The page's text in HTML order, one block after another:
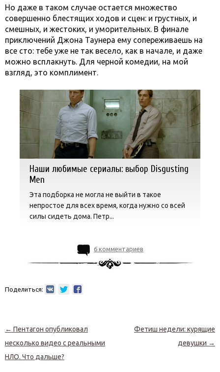
Но даже в таком случае остается множество
совершенно блестящих ходов и сцен: и грустных, и
смешных, и жестоких, и уморительных. В финале
приключений Джона Таунера ему сопереживаешь на
все сто: тебе уже не так весело, как в начале, и даже
можно всплакнуть. Для черной комедии, на мой
взгляд, это комплимент.
Наши любимые сериалы: выбор Disgusting
Men
Эта подборка не могла не выйти в такое
непростое для всех время, когда нужно со всей
силы сидеть дома. Петр...
6 комментариев
Поделиться:
Навигация по записям
← Пентагон опубликовал
несколько видео с реальными
НЛО. Что дальше?
Фетиш недели: курящие
девушки →